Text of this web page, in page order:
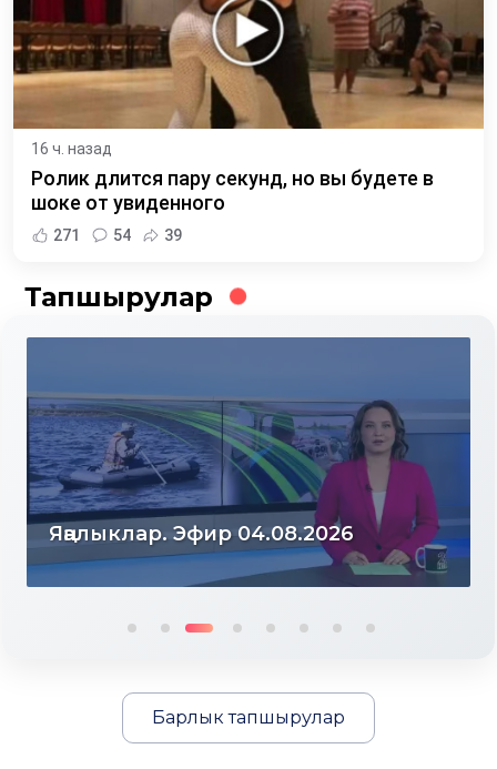
16 ч. назад
Ролик длится пару секунд, но вы будете в
шоке от увиденного
271 54 39
Тапшырулар
Яңалыклар. Эфир 03.08.2026
Барлык тапшырулар